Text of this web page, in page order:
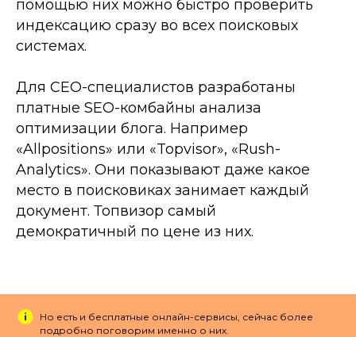
помощью них можно быстро проверить
индексацию сразу во всех поисковых
системах.
Для СЕО-специалистов разработаны
платные SEO-комбайны анализа
оптимизации блога. Например
«Allpositions» или «Topvisor», «Rush-
Analytics». Они показывают даже какое
место в поисковиках занимает каждый
документ. Топвизор самый
демократичный по цене из них.
Но есть и бесплатные онлайн-сервисы, сейчас более
подробно поговорим именно о них.